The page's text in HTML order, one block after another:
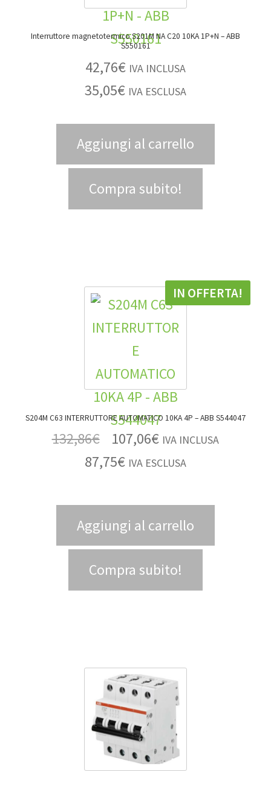
Interruttore magnetotermico S201M NA C20 10KA 1P+N – ABB
S550161
42,76€ IVA INCLUSA
35,05€ IVA ESCLUSA
Aggiungi al carrello
Compra subito!
S204M C63 INTERRUTTORE AUTOMATICO 10KA 4P – ABB S544047
IN OFFERTA!
132,86€ 107,06€ IVA INCLUSA
87,75€ IVA ESCLUSA
Aggiungi al carrello
Compra subito!